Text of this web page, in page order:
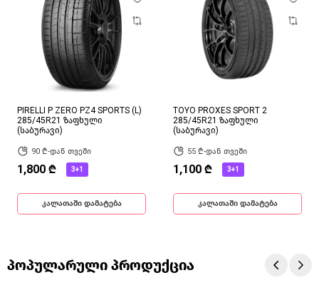
PIRELLI P ZERO PZ4 SPORTS (L)
285/45R21 ზაფხული
(საბურავი)
90 ₾-დან თვეში
1,800 ₾ 3+1
კალათაში დამატება
TOYO PROXES SPORT 2
285/45R21 ზაფხული
(საბურავი)
55 ₾-დან თვეში
1,100 ₾ 3+1
კალათაში დამატება
პოპულარული პროდუქცია